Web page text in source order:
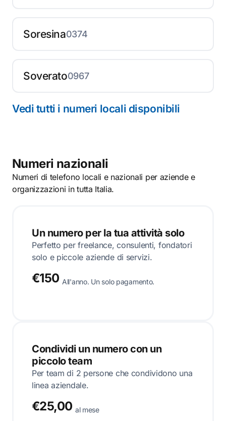
Soresina0374
Soverato0967
Vedi tutti i numeri locali disponibili
Numeri nazionali
Numeri di telefono locali e nazionali per aziende e
organizzazioni in tutta Italia.
Un numero per la tua attività solo
Perfetto per freelance, consulenti, fondatori
solo e piccole aziende di servizi.
€150 All'anno. Un solo pagamento.
Condividi un numero con un
piccolo team
Per team di 2 persone che condividono una
linea aziendale.
€25,00 al mese